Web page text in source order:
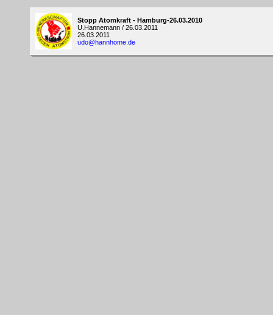
Stopp Atomkraft - Hamburg-26.03.2010
U.Hannemann / 26.03.2011
26.03.2011
udo@hannhome.de